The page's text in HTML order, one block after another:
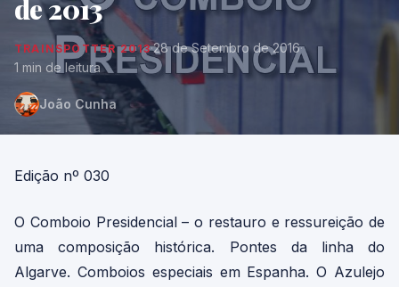
de 2013
TRAINSPOTTER 2013·28 de Setembro de 2016·
1 min de leitura
João Cunha
Edição nº 030
O Comboio Presidencial – o restauro e ressureição de
uma composição histórica. Pontes da linha do
Algarve. Comboios especiais em Espanha. O Azulejo